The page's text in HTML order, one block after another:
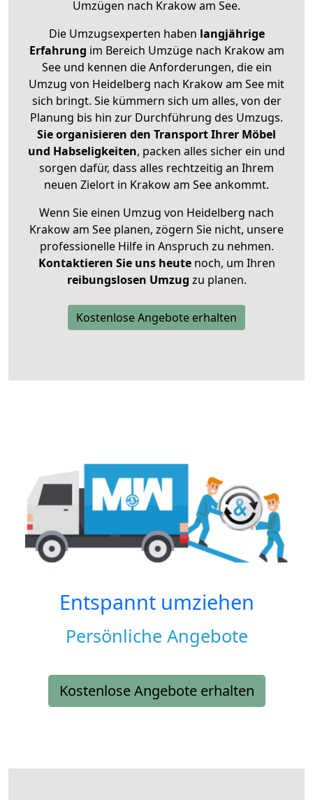
Umzügen nach Krakow am See.
Die Umzugsexperten haben langjährige
Erfahrung im Bereich Umzüge nach Krakow am
See und kennen die Anforderungen, die ein
Umzug von Heidelberg nach Krakow am See mit
sich bringt. Sie kümmern sich um alles, von der
Planung bis hin zur Durchführung des Umzugs.
Sie organisieren den Transport Ihrer Möbel
und Habseligkeiten, packen alles sicher ein und
sorgen dafür, dass alles rechtzeitig an Ihrem
neuen Zielort in Krakow am See ankommt.
Wenn Sie einen Umzug von Heidelberg nach
Krakow am See planen, zögern Sie nicht, unsere
professionelle Hilfe in Anspruch zu nehmen.
Kontaktieren Sie uns heutenoch, um Ihren
reibungslosen Umzug zu planen.
Kostenlose Angebote erhalten
Entspannt umziehen
Persönliche Angebote
Kostenlose Angebote erhalten